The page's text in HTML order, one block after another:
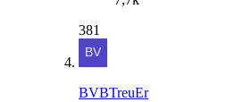
381
BVBTreuEr